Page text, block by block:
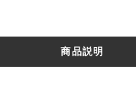
商品説明